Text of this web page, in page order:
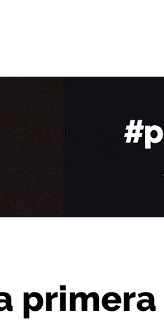
primera